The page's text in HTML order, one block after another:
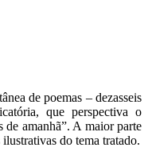
de poemas – dezasseis
que perspectiva o
de amanhã”. A maior parte
do tema tratado.